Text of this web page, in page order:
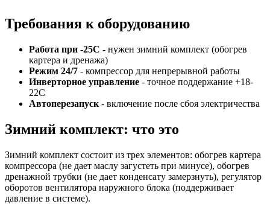
Требования к оборудованию
Работа при -25C - нужен зимний комплект (обогрев
картера и дренажа)
Режим 24/7 - компрессор для непрерывной работы
Инверторное управление - точное поддержание +18-
22C
Автоперезапуск - включение после сбоя электричества
Зимний комплект: что это
Зимний комплект состоит из трех элементов: обогрев картера
компрессора (не дает маслу загустеть при минусе), обогрев
дренажной трубки (не дает конденсату замерзнуть), регулятор
оборотов вентилятора наружного блока (поддерживает
давление в системе).